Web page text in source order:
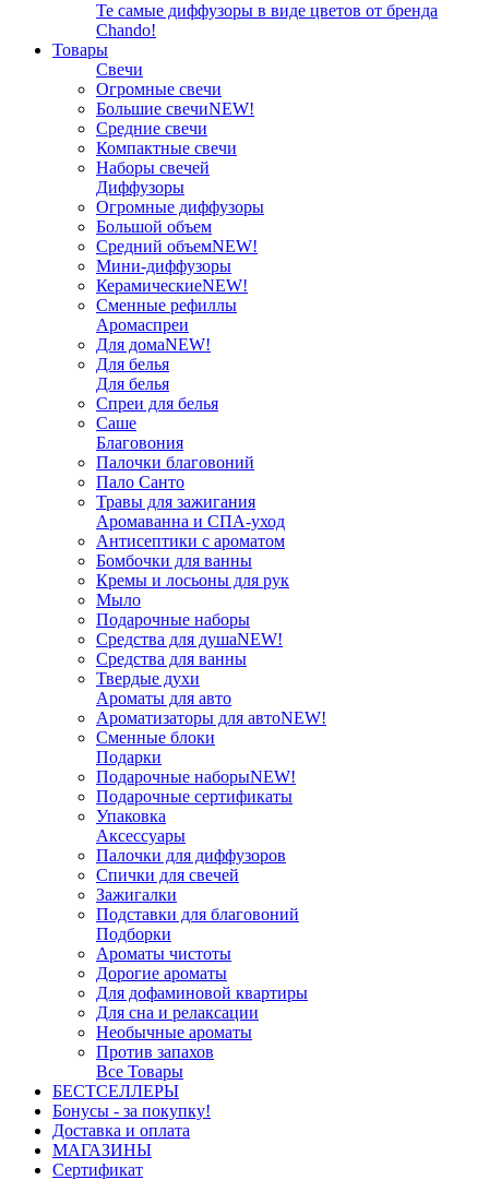
Те самые диффузоры в виде цветов от бренда
Chando!
Товары
Свечи
Огромные свечи
Большие свечиNEW!
Средние свечи
Компактные свечи
Наборы свечей
Диффузоры
Огромные диффузоры
Большой объем
Средний объемNEW!
Мини-диффузоры
КерамическиеNEW!
Сменные рефиллы
Аромаспреи
Для домаNEW!
Для белья
Для белья
Спреи для белья
Саше
Благовония
Палочки благовоний
Пало Санто
Травы для зажигания
Аромаванна и СПА-уход
Антисептики с ароматом
Бомбочки для ванны
Кремы и лосьоны для рук
Мыло
Подарочные наборы
Средства для душаNEW!
Средства для ванны
Твердые духи
Ароматы для авто
Ароматизаторы для автоNEW!
Сменные блоки
Подарки
Подарочные наборыNEW!
Подарочные сертификаты
Упаковка
Аксессуары
Палочки для диффузоров
Спички для свечей
Зажигалки
Подставки для благовоний
Подборки
Ароматы чистоты
Дорогие ароматы
Для дофаминовой квартиры
Для сна и релаксации
Необычные ароматы
Против запахов
Все Товары
БЕСТСЕЛЛЕРЫ
Бонусы - за покупку!
Доставка и оплата
МАГАЗИНЫ
Cертификат